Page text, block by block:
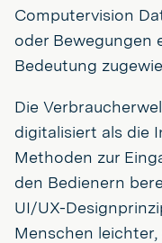
Computervision
oder Bewegungen
Bedeutung
Die
digitalisiert als die
Methoden zur
den Bedienern
UI/UX-
Menschen